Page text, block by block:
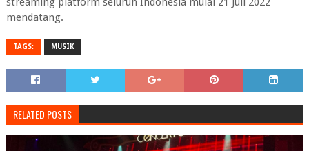
mendatang.
TAGS: MUSIK
RELATED POSTS